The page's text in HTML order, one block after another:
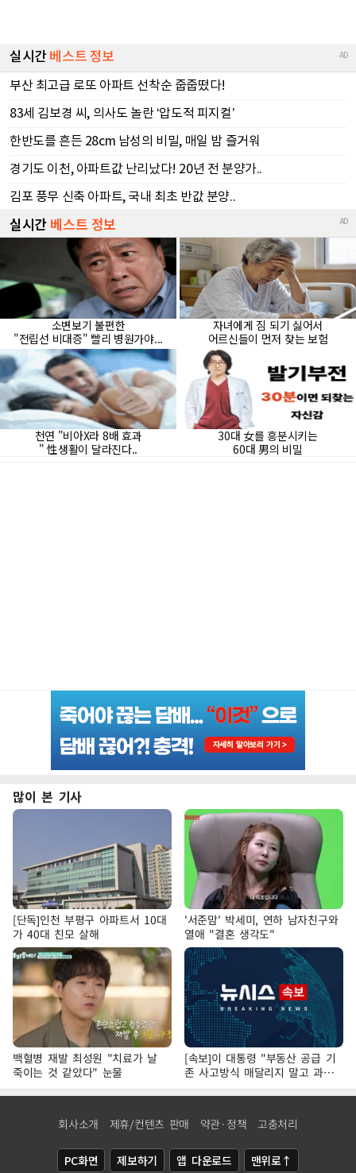
많이 본 기사
[단독]인천 부평구 아파트서 10대
가 40대 친모 살해
'서준맘' 박세미, 연하 남자친구와
열애 "결혼 생각도"
백혈병 재발 최성원 "치료가 날
죽이는 것 같았다" 눈물
[속보]이 대통령 "부동산 공급 기
존 사고방식 매달리지 말고 과감
히 실천"
회사소개 제휴/컨텐츠 판매 약관·정책 고충처리
PC화면 제보하기 앱 다운로드 맨위로↑